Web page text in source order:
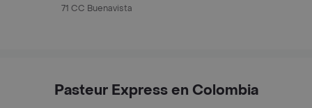
71 CC Buenavista
Pasteur Express en Colombia